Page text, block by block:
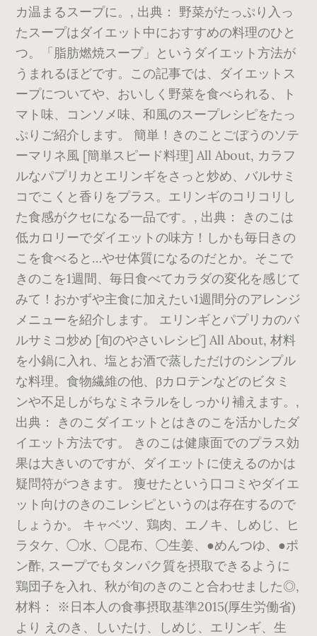
カ温まるスープに。, 出典： 野菜がたっぷり入っ
たスープはダイエット中におすすめの料理のひと
つ。「脂肪燃焼スープ」というダイエット方法が
うまれるほどです。この記事では、ダイエットス
ープについてや、おいしく野菜を食べられる、ト
マト味、コンソメ味、和風のスープレシピをたっ
ぷりご紹介します。 簡単！きのことごぼうのソテ
ーマリネ風 [簡単スピード料理] All About, カラフ
ルなパプリカとエリンギをさっと炒め、バルサミ
コでこくと香りをプラス。エリンギのコリコリし
た食感がクセになる一品です。, 出典： きのこは
低カロリーでダイエットの味方！しかも毎日きの
こを食べると…やせ体質になるのだとか。そこで
きのこを1週間、毎日食べてカラダの変化を感じて
みて！おかずや主食に加えたい1週間分のアレンジ
メニューを紹介します。 エリンギとパプリカのバ
ルサミコ炒め [旬のやさいレシピ] All About, 材料
を小鍋に入れ、塩とお酒で蒸しただけのシンプル
な料理。食物繊維の他、βカロテンなどのビタミ
ンや不足しがちなミネラルをしっかり補えます。,
出典： きのこダイエットとはきのこを活かしたダ
イエット方法です。 きのこは健康面でのプラス効
果は大きいのですが、ダイエットに使えるのかは
疑問符がつきます。 痩せたという口コミやダイエ
ット向けのきのこレシピというのは存在するので
しょうか。 キャベツ、鶏肉、エノキ、しめじ、ヒ
ラタケ、◯水、◯昆布、◯生姜、●めんつゆ、●ポ
ン酢, スープでもタンパク質を摂取できるように
鶏団子を入れ、秋が旬のきのこと合わせました◎,
材料： ※日本人の食事摂取基準2015(厚生労働省)
より えのき、しいたけ、しめじ、エリンギ、生